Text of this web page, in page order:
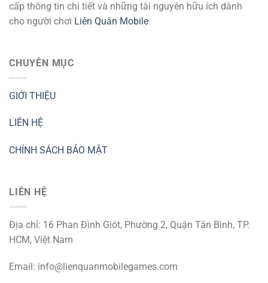
cấp thông tin chi tiết và những tài nguyên hữu ích dành
cho người chơi Liên Quân Mobile.
CHUYÊN MỤC
GIỚI THIỆU
LIÊN HỆ
CHÍNH SÁCH BẢO MẬT
LIÊN HỆ
Địa chỉ: 16 Phan Đình Giót, Phường 2, Quận Tân Bình, TP.
HCM, Việt Nam
Email: info@lienquanmobilegames.com